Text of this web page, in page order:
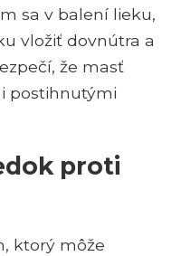
sa v balení lieku,
vložiť dovnútra a
že masť
postihnutými
proti
ktorý môže